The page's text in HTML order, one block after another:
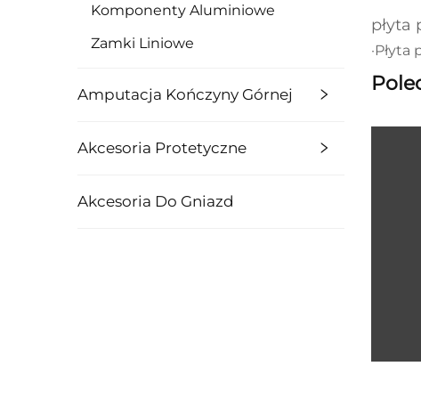
Komponenty Aluminiowe
Zamki Liniowe
Amputacja Kończyny Górnej
Akcesoria Protetyczne
Akcesoria Do Gniazd
płyta